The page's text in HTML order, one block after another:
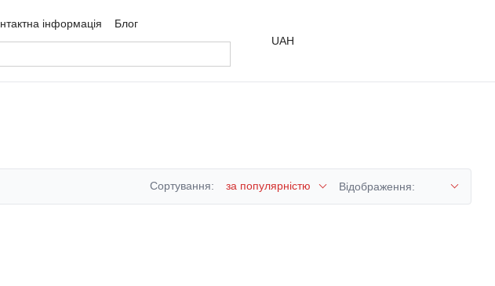
інформація
Блог
UAH
Сортування: за популярністю Відображення: